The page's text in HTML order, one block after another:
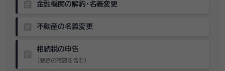
金融機関の解約・名義変更
不動産の名義変更
相続税の申告
（要否の確認を含む）